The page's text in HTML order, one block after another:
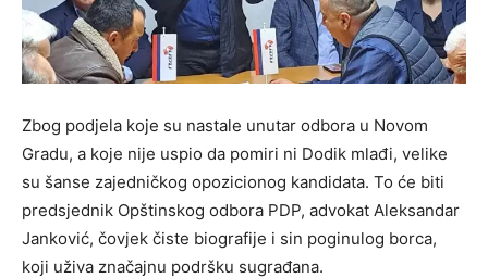
Zbog podjela koje su nastale unutar odbora u Novom
Gradu, a koje nije uspio da pomiri ni Dodik mlađi, velike
su šanse zajedničkog opozicionog kandidata. To će biti
predsjednik Opštinskog odbora PDP, advokat Aleksandar
Janković, čovjek čiste biografije i sin poginulog borca,
koji uživa značajnu podršku sugrađana.